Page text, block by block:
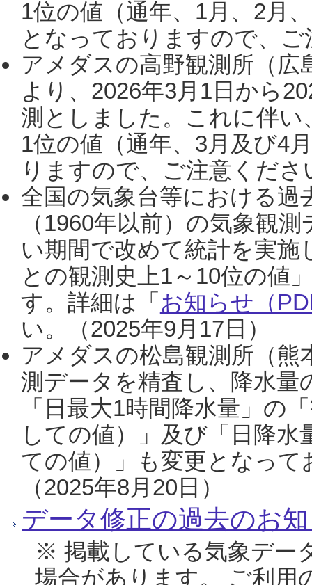
1位の値（通年、1月、2月
となっておりますので、
アメダスの高野観測所（
より、2026年3月1日から
測としました。これに伴い
1位の値（通年、3月及び4
りますので、ご注意くだ
全国の気象台等における過
（1960年以前）の気象観
い期間で改めて統計を実
との観測史上1～10位の値
す。詳細は「 お知らせ（
い。（2025年9月17日）
アメダスの松島観測所（熊
測データを精査し、降水
「日最大1時間降水量」の
しての値）」及び「日降
ての値）」も変更となっ
（2025年8月20日）
データ修正の過去のお
※ 掲載している気象デー
場合があります。 ご利用